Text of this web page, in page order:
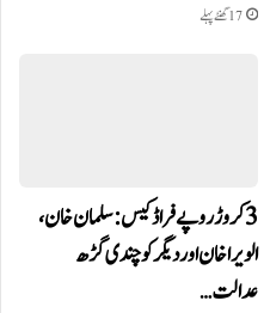
17 گھنٹے پہلے
3 کروڑ روپے فراڈ کیس: سلمان خان،
الویرا خان اور دیگر کو چندی گڑھ
عدالت…